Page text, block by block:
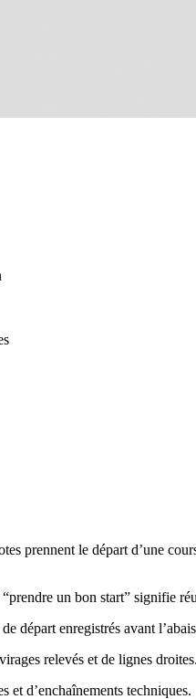
prennent le départ d’une
un bon start” signifie
départ enregistrés avant
relevés et de lignes droites.
et d’enchaînements techniques.